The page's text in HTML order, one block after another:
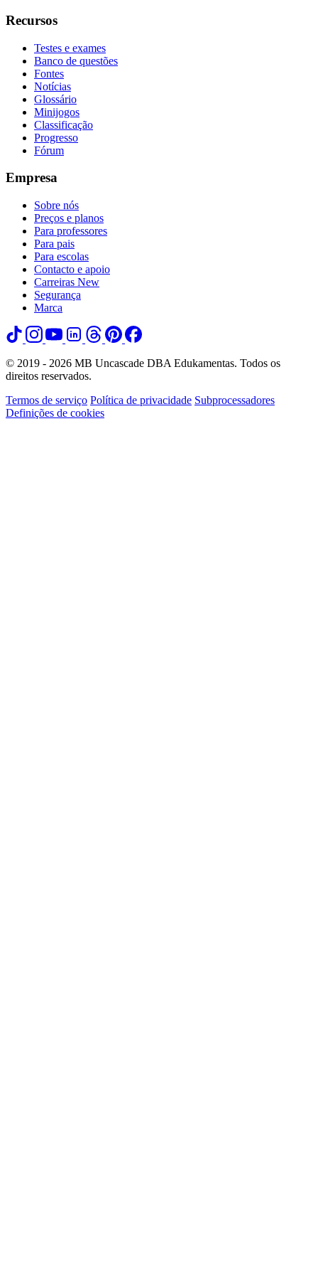
Recursos
Testes e exames
Banco de questões
Fontes
Notícias
Glossário
Minijogos
Classificação
Progresso
Fórum
Empresa
Sobre nós
Preços e planos
Para professores
Para pais
Para escolas
Contacto e apoio
Carreiras New
Segurança
Marca
© 2019 - 2026 MB Uncascade DBA Edukamentas. Todos os
direitos reservados.
Termos de serviço Política de privacidade Subprocessadores
Definições de cookies